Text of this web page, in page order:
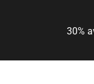
30%